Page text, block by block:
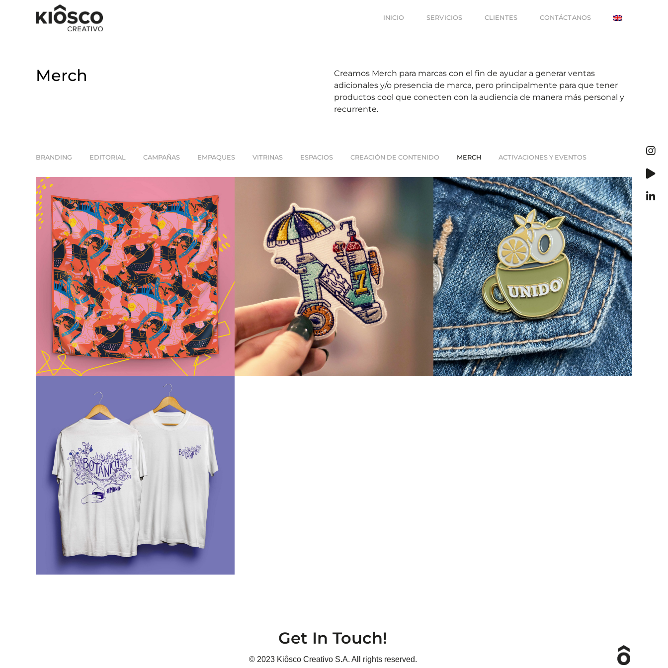
INICIO SERVICIOS CLIENTES CONTÁCTANOS
Merch
Creamos Merch para marcas con el fin de ayudar a generar ventas
adicionales y/o presencia de marca, pero principalmente para que tener
productos cool que conecten con la audiencia de manera más personal y
recurrente.
BRANDING EDITORIAL CAMPAÑAS EMPAQUES VITRINAS ESPACIOS CREACIÓN DE CONTENIDO MERCH ACTIVACIONES Y EVENTOS
Get In Touch!
© 2023 Kiôsco Creativo S.A. All rights reserved.